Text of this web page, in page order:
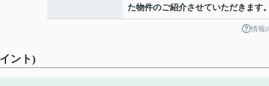
た物件のご紹介させていただきます。
情報
ント)